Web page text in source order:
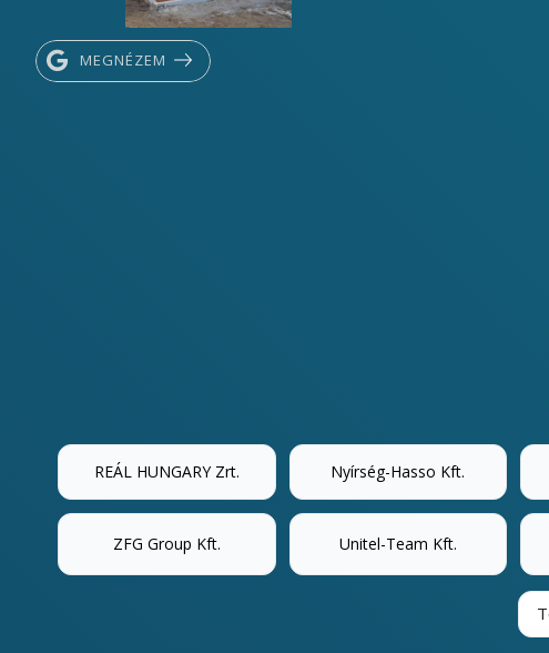
MEGNÉZEM
REÁL HUNGARY Zrt. Nyírség-Hasso Kft.
ZFG Group Kft. Unitel-Team Kft.